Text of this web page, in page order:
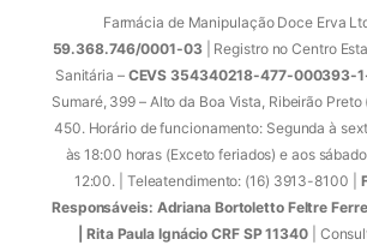
Farmácia de Manipulação Doce Erva
59.368.746/0001-03| Registro no Centro
Sanitária –CEVS 354340218-477-000393-
Sumaré, 399 – Alto da Boa Vista, Ribeirão
450. Horário de funcionamento: Segunda à
às 18:00 horas (Exceto feriados) e aos
12:00. | Teleatendimento: (16) 3913-8100 |
Responsáveis: Adriana Bortoletto Feltre
| Rita Paula Ignácio CRF SP 11340 |